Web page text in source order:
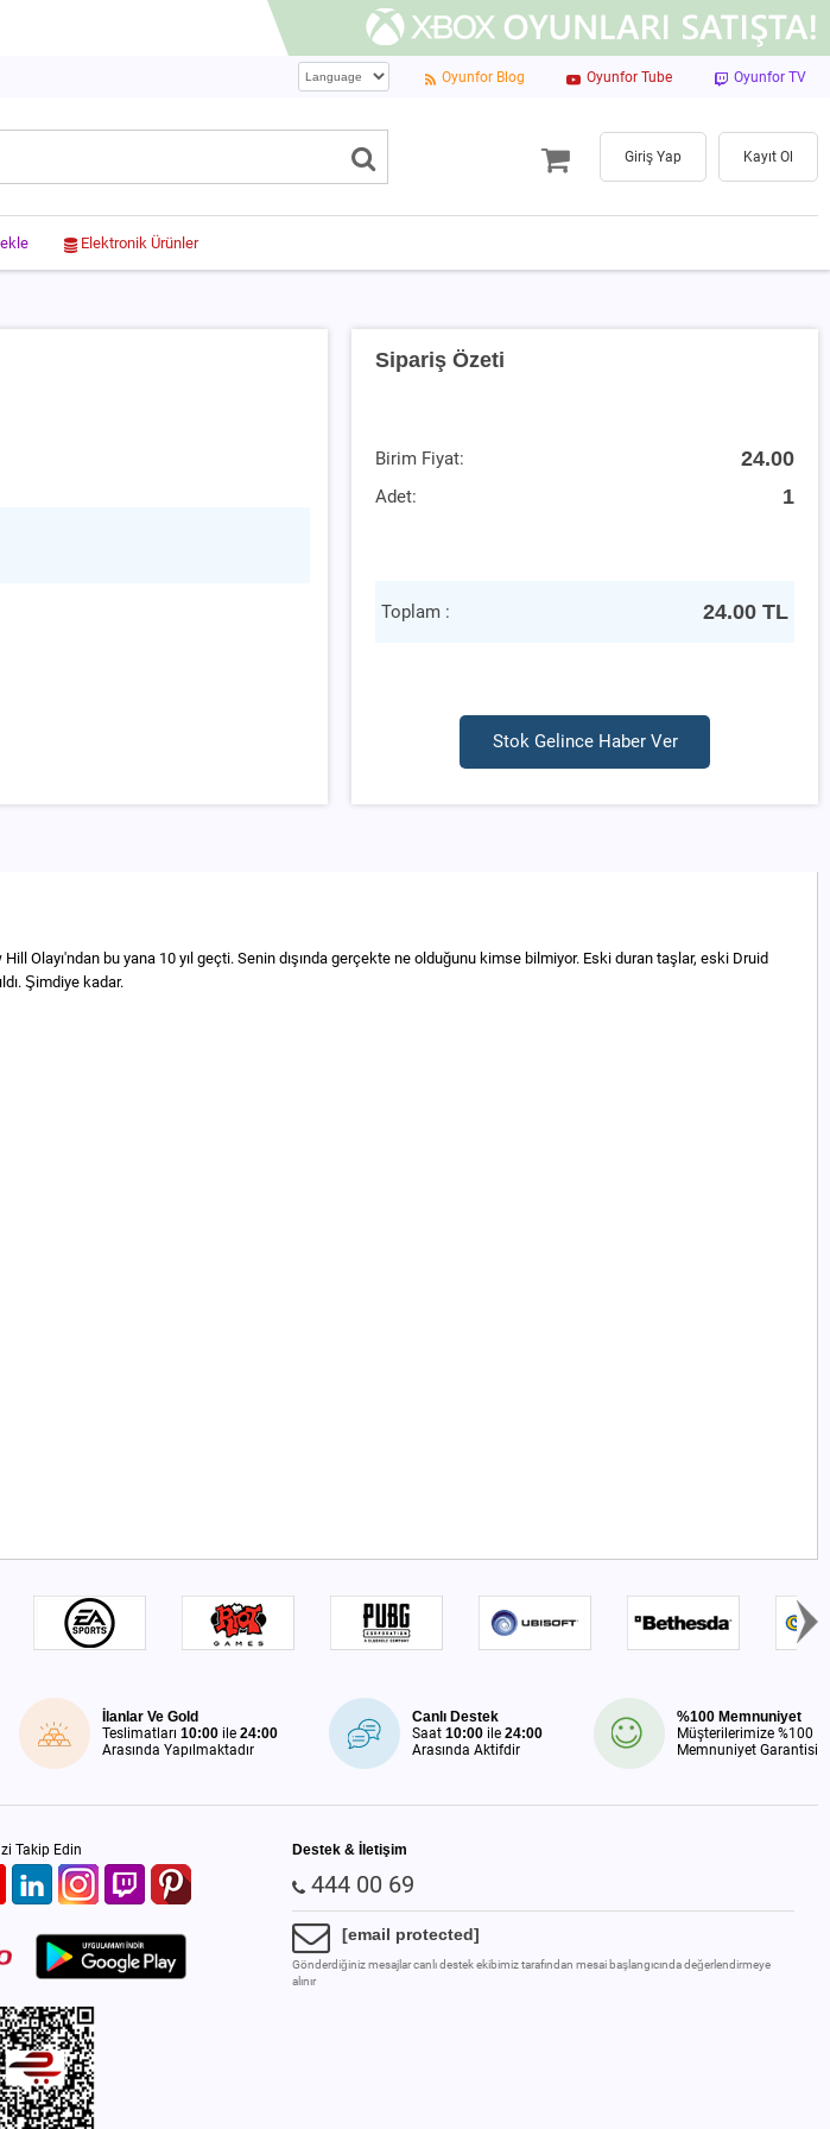
Oyunfor Blog Oyunfor Tube Oyunfor TV
Giriş Yap Kayıt Ol
Elektronik Ürünler
Sipariş Özeti
Birim Fiyat: 24.00
Adet: 1
Toplam : 24.00 TL
Stok Gelince Haber Ver
Olayı'ndan bu yana 10 yıl geçti. Senin dışında gerçekte ne olduğunu kimse bilmiyor. Eski duran taşlar, eski Druid
Şimdiye kadar.
İlanlar Ve Gold
Teslimatları10:00 ile24:00
Arasında Yapılmaktadır
Canlı Destek
Saat10:00 ile24:00
Arasında Aktifdir
%100 Memnuniyet
Müşterilerimize %100
Memnuniyet Garantisi
Takip Edin Destek & İletişim
444 00 69
[email protected]
Gönderdiğiniz mesajlar canlı destek ekibimiz tarafından mesai başlangıcında değerlendirmeye
alınır